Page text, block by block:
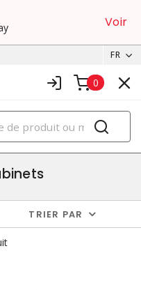
Voir
FR
0
TRIER PAR